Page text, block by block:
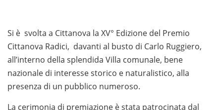
Si è svolta a Cittanova la XV° Edizione del Premio
Cittanova Radici, davanti al busto di Carlo Ruggiero,
all’interno della splendida Villa comunale, bene
nazionale di interesse storico e naturalistico, alla
presenza di un pubblico numeroso.
La cerimonia di premiazione è stata patrocinata dal